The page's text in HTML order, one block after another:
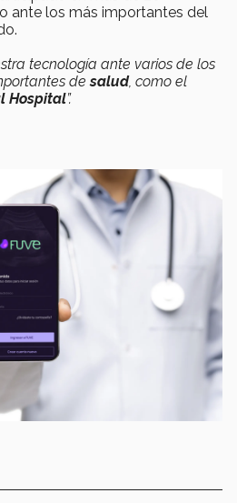
ante los más importantes del
tecnología ante varios de los
desalud, como el
Hospital”.